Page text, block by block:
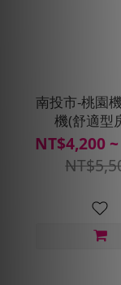
南投市-桃園
機(舒適型
NT$4,200